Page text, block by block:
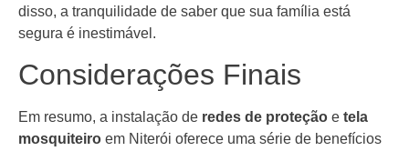
disso, a tranquilidade de saber que sua família está
segura é inestimável.
Considerações Finais
Em resumo, a instalação de redes de proteção e tela
mosquiteiro em Niterói oferece uma série de benefícios